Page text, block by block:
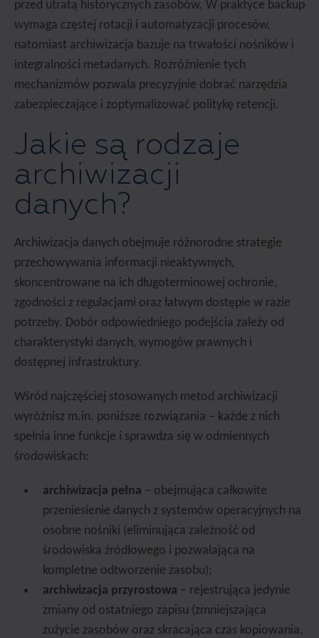
przed utratą historycznych zasobów. W praktyce backup
wymaga częstej rotacji i automatyzacji procesów,
natomiast archiwizacja bazuje na trwałości nośników i
integralności metadanych. Rozróżnienie tych
mechanizmów pozwala precyzyjnie dobrać narzędzia
zabezpieczające i zoptymalizować politykę retencji.
Jakie są rodzaje
archiwizacji
danych?
Archiwizacja danych obejmuje różnorodne strategie
przechowywania informacji nieaktywnych,
skoncentrowane na ich długoterminowej ochronie,
zgodności z regulacjami oraz łatwym dostępie w razie
potrzeby. Dobór odpowiedniego podejścia zależy od
charakterystyki danych, wymogów prawnych i
dostępnej infrastruktury.
Wśród najczęściej stosowanych metod archiwizacji
wyróżnisz m.in. poniższe rozwiązania – każde z nich
spełnia inne funkcje i sprawdza się w odmiennych
środowiskach:
archiwizacja pełna – obejmująca całkowite
przeniesienie danych z systemów operacyjnych na
osobne nośniki (eliminująca zależność od
środowiska źródłowego i pozwalająca na
kompletne odtworzenie zasobu);
archiwizacja przyrostowa – rejestrująca jedynie
zmiany od ostatniego zapisu (zmniejszająca
zużycie zasobów oraz skracająca czas kopiowania,